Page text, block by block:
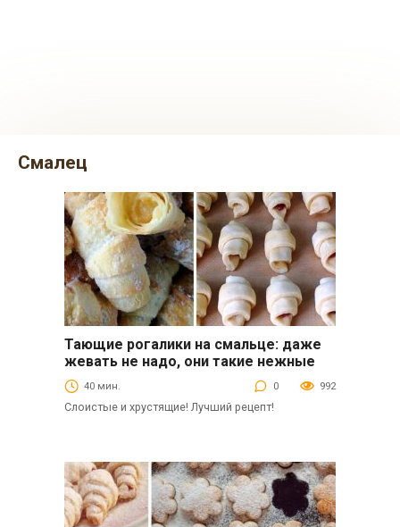
смалец
Выпечка
Тающие рогалики на смальце: даже
жевать не надо, они такие нежные
40 мин. 0 992
Слоистые и хрустящие! Лучший рецепт!